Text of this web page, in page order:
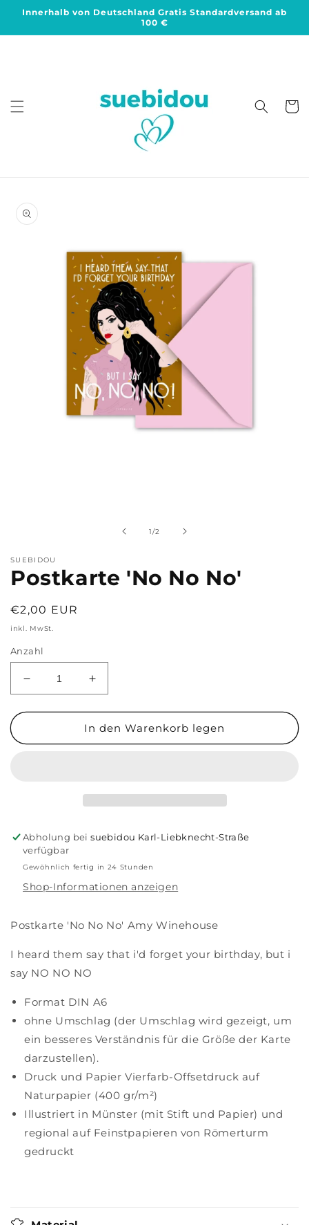
zum
Innerhalb von Deutschland Gratis Standardversand ab
100 €
1/von
2
SUEBIDOU
Postkarte 'No No No'
Normaler
Preis
€2,00 EUR
inkl. MwSt.
Anzahl
Verringere
die
Menge
Postkarte
Erhöhe
die
Menge
für
Postkarte
In den Warenkorb legen
Abholung beisuebidou Karl-Liebknecht-Straße
verfügbar
Gewöhnlich fertig in 24 Stunden
Shop-Informationen anzeigen
Postkarte 'No No No' Amy Winehouse
I heard them say that i'd forget your birthday, but i
say NO NO NO
Format DIN A6
ohne Umschlag (der Umschlag wird gezeigt, um
ein besseres Verständnis für die Größe der Karte
darzustellen).
Druck und Papier Vierfarb-Offsetdruck auf
Naturpapier (400 gr/m²)
Illustriert in Münster (mit Stift und Papier) und
regional auf Feinstpapieren von Römerturm
gedruckt